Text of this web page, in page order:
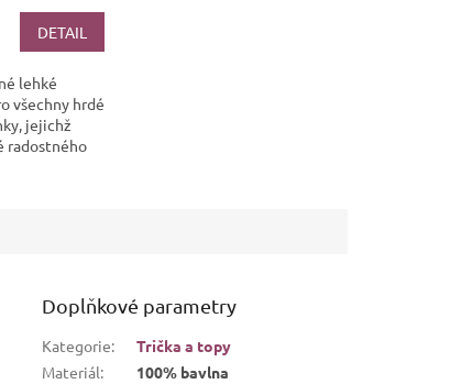
DETAIL
lehké
všechny hrdé
jejichž
radostného
Doplňkové parametry
Kategorie:
Trička a topy
Materiál:
100% bavlna